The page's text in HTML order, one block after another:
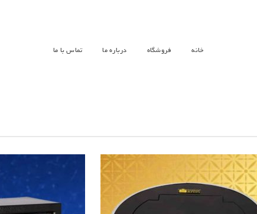
خانه فروشگاه درباره ما تماس با ما